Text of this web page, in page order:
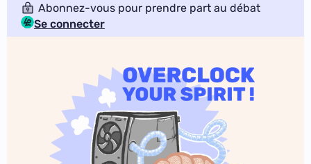
Abonnez-vous pour prendre part au débat
Se connecter